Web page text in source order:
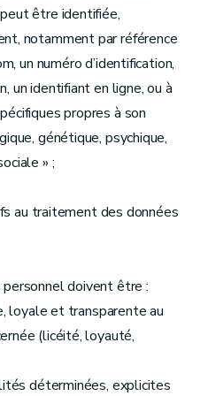
être identifiée,
notamment par référence
un numéro d’identification,
un identifiant en ligne, ou à
propres à son
génétique, psychique,
» ;
au traitement des données
personnel doivent être :
loyale et transparente au
(licéité, loyauté,
déterminées, explicites